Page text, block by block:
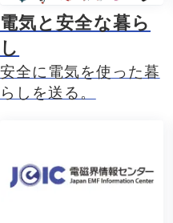
電気と安全な暮ら
し
安全に電気を使った暮
らしを送る。